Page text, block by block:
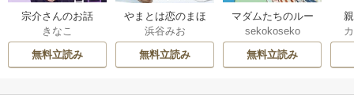
宗介さんのお話
きなこ
無料立読み
やまとは恋のまほ
ろば
浜谷みお
無料立読み
マダムたちのルー
ムシェア
sekokoseko
無料立読み